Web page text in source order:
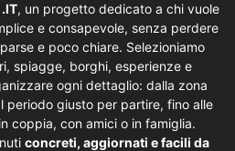
, un progetto dedicato a chi vuole
e consapevole, senza perdere
e poco chiare. Selezioniamo
spiagge, borghi, esperienze e
ogni dettaglio: dalla zona
periodo giusto per partire, fino alle
coppia, con amici o in famiglia.
concreti, aggiornati e facili da